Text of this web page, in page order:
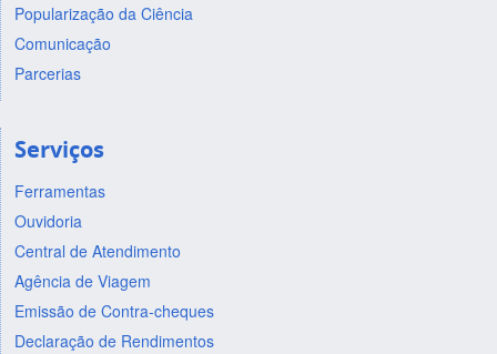
Popularização da Ciência
Comunicação
Parcerias
Serviços
Ferramentas
Ouvidoria
Central de Atendimento
Agência de Viagem
Emissão de Contra-cheques
Declaração de Rendimentos